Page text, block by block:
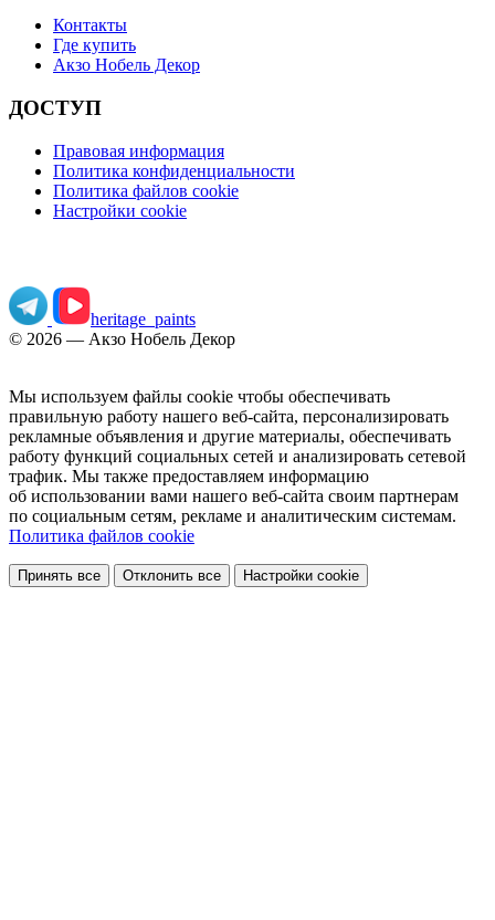
Контакты
Где купить
Акзо Нобель Декор
ДОСТУП
Правовая информация
Политика конфиденциальности
Политика файлов cookie
Настройки cookie
heritage_paints
© 2026 — Акзо Нобель Декор
Мы используем файлы cookie чтобы обеспечивать
правильную работу нашего веб-сайта, персонализировать
рекламные объявления и другие материалы, обеспечивать
работу функций социальных сетей и анализировать сетевой
трафик. Мы также предоставляем информацию
об использовании вами нашего веб-сайта своим партнерам
по социальным сетям, рекламе и аналитическим системам.
Политика файлов cookie
Принять все Отклонить все Настройки cookie